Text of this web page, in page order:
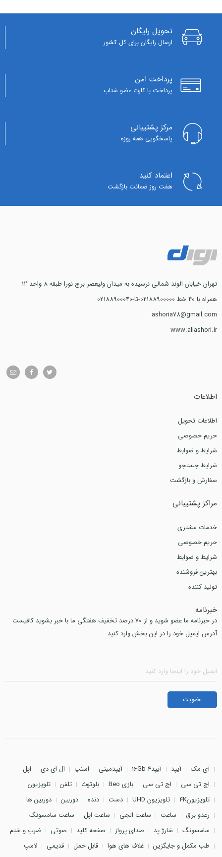
تحویل رایگان
ارسال رایگان برای کل کشور
پرداخت امن
پرداخت با کارت عضو شتاب
مرکز پشتیبانی
پاسخگویی همه روزه
اعتماد کنید
هفت روز ضمانت بازگشت
تهران خیابان الوند شمالی نرسیده به میدان ولیعصر برج نورا طبقه 8 واحد 12
همراه با 40 خط 02188900000-تا-02188900040
ashoria78@gmail.com
www.aliashori.ir
اطلاعات
اطلاعات تحویل
حریم خصوصی
شرایط و ضوابط
شرایط جستجو
سفارش و بازگشت
مراکز پشتیبانی
خدمات مشتری
حریم خصوصی
شرایط و ضوابط
بهترین فروشنده
تولید کننده
خبرنامه
در خبرنامه ما عضو شوید و از 70 درصد تخفیف هفتگی ما با خبر بشوید کافیست
آدرس ایمیل خود را در این بخش وارد کنید.
آی مک آیپد آیپد4 16Gb آیپدمینی اسنپ ال ای دی
اپل
اچ تی سی
اچ تی سی بازی Beo بلوتوث تلفن
تلویزیون
تلویزیون4K
تلویزیون UHD دست دنده دوربین
دوربین ها
رعدو برق
ساعت ساعت الجی ساعت اپل
ساعت سامسونگ
سامسونگ
شارژ پد صدای پرواز صفحه کلید صوتی
ضرب و شتم
طب مکمل و جایگزین
غلاف های هوا قابل حمل قدیمی
لامپ